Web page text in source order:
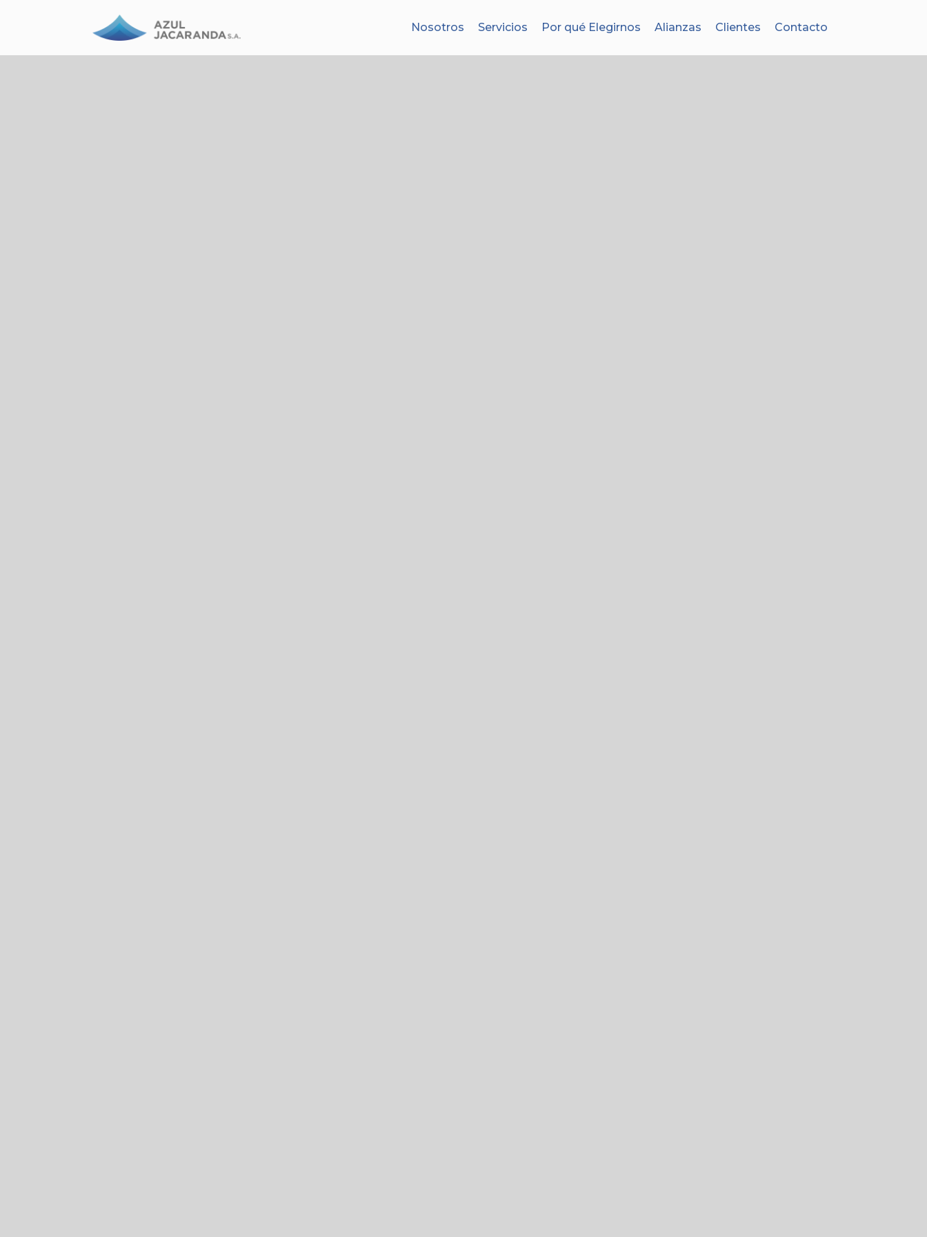
Nosotros Servicios Por qué Elegirnos Alianzas Clientes Contacto